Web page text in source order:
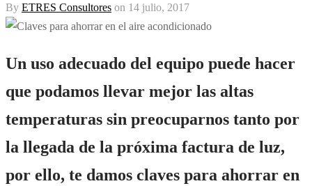
By ETRES Consultores on 14 julio, 2017
Un uso adecuado del equipo puede hacer
que podamos llevar mejor las altas
temperaturas sin preocuparnos tanto por
la llegada de la próxima factura de luz,
por ello, te damos claves para ahorrar en